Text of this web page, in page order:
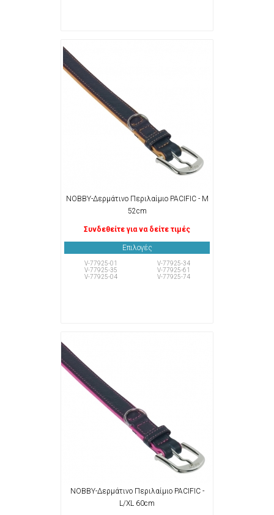
NOBBY-Δερμάτινο Περιλαίμιο PACIFIC - M
52cm
Συνδεθείτε για να δείτε τιμές
Επιλογές
V-77925-01
V-77925-34
V-77925-35
V-77925-61
V-77925-04
V-77925-74
NOBBY-Δερμάτινο Περιλαίμιο PACIFIC -
L/XL 60cm